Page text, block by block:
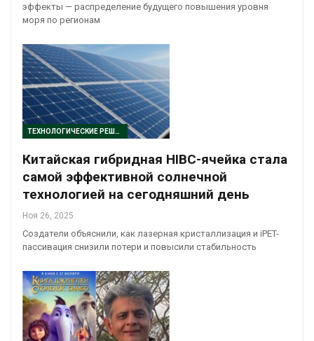
эффекты — распределение будущего повышения уровня
моря по регионам
ТЕХНОЛОГИЧЕСКИЕ РЕШЕНИЯ
Китайская гибридная HIBC-ячейка стала
самой эффективной солнечной
технологией на сегодняшний день
Ноя 26, 2025
Создатели объяснили, как лазерная кристаллизация и iPET-
пассивация снизили потери и повысили стабильность